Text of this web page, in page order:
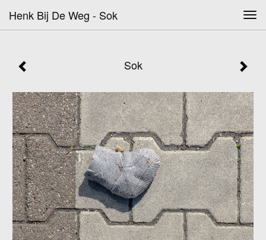
Henk Bij De Weg - Sok
Sok